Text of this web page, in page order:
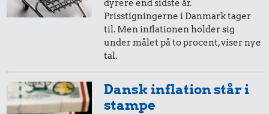
1/2 kg hakket
oksekød
0,21 kr.
100 g
flæskesvær
Rugbrød
dyrere end sidste år.
Prisstigningerne i Danmark tager
til. Men inflationen holder sig
under målet på to procent, viser nye
tal.
Dansk inflation står i
stampe